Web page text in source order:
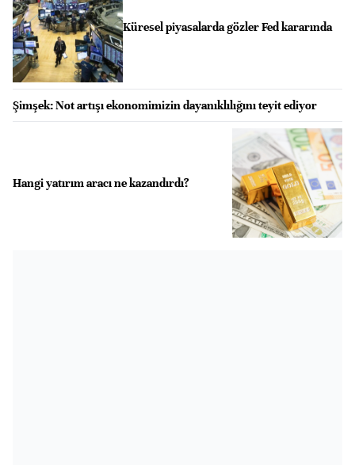
Küresel piyasalarda gözler Fed kararında
Şimşek: Not artışı ekonomimizin dayanıklılığını teyit ediyor
Hangi yatırım aracı ne kazandırdı?